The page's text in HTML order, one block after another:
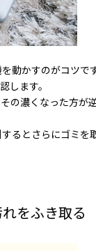
動かすのがコツです
します。
の濃くなった方が
るとさらにゴミを
をふき取る